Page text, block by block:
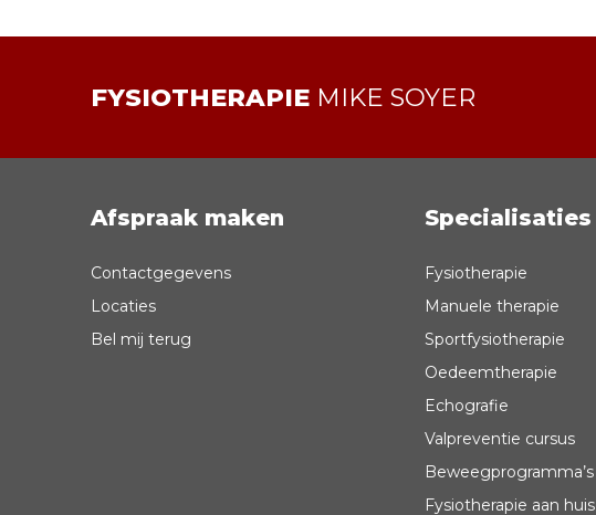
FYSIOTHERAPIE MIKE SOYER
Afspraak maken
Contactgegevens
Locaties
Bel mij terug
Specialisaties
Fysiotherapie
Manuele therapie
Sportfysiotherapie
Oedeemtherapie
Echografie
Valpreventie cursus
Beweegprogramma’s
Fysiotherapie aan huis